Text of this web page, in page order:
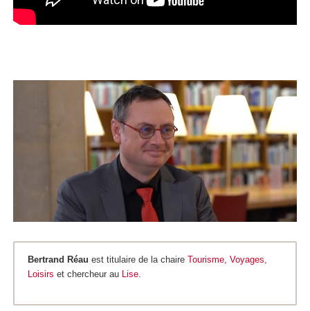
Bertrand Réau est titulaire de la chaire Tourisme, Voyages,
Loisirs et chercheur au Lise.